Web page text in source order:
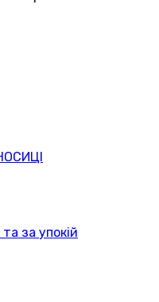
за упокій